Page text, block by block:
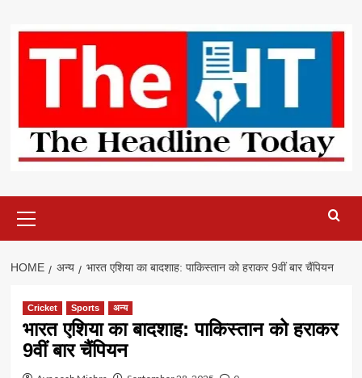
content
Menu
HOME अन्य भारत एशिया का बादशाह: पाकिस्तान को हराकर 9वीं बार चैंपियन
Cricket Sports अन्य
भारत एशिया का बादशाह: पाकिस्तान को हराकर
9वीं बार चैंपियन